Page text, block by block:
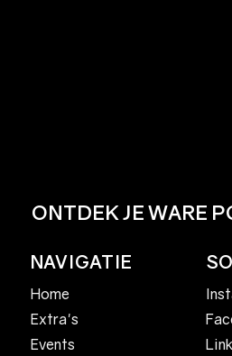
ONTDEK JE WARE
NAVIGATIE
Home
Extra's
Events